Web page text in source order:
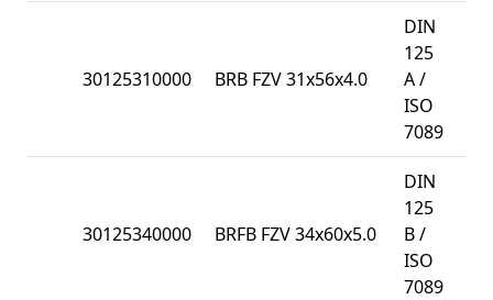
30125310000 BRB FZV 31x56x4.0
DIN
125
A /
ISO
7089
30125340000 BRFB FZV 34x60x5.0
DIN
125
B /
ISO
7089